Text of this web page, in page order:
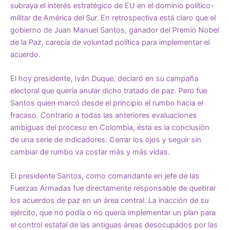
subraya el interés estratégico de EU en el dominio político-
militar de América del Sur. En retrospectiva está claro que el
gobierno de Juan Manuel Santos, ganador del Premio Nobel
de la Paz, carecía de voluntad política para implementar el
acuerdo.
El hoy presidente, Iván Duque, declaró en su campaña
electoral que quería anular dicho tratado de paz. Pero fue
Santos quien marcó desde el principio el rumbo hacia el
fracaso. Contrario a todas las anteriores evaluaciones
ambiguas del proceso en Colombia, ésta es la conclusión
de una serie de indicadores. Cerrar los ojos y seguir sin
cambiar de rumbo va costar más y más vidas.
El presidente Santos, como comandante en jefe de las
Fuerzas Armadas fue directamente responsable de quebrar
los acuerdos de paz en un área central. La inacción de su
ejército, que no podía o no quería implementar un plan para
el control estatal de las antiguas áreas desocupados por las